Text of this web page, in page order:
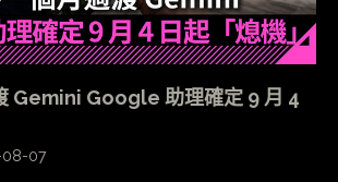
Gemini Google 助理確定 9 月 4
07